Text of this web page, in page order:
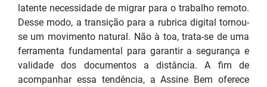
latente necessidade de migrar para o trabalho remoto.
Desse modo, a transição para a rubrica digital tornou-
se um movimento natural. Não à toa, trata-se de uma
ferramenta fundamental para garantir a segurança e
validade dos documentos a distância. A fim de
acompanhar essa tendência, a Assine Bem oferece